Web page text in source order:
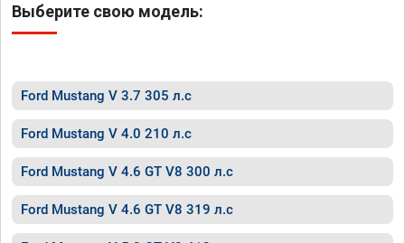
Выберите свою модель:
Ford Mustang V 3.7 305 л.с
Ford Mustang V 4.0 210 л.с
Ford Mustang V 4.6 GT V8 300 л.с
Ford Mustang V 4.6 GT V8 319 л.с